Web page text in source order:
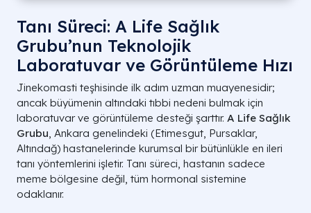
Tanı Süreci: A Life Sağlık
Grubu’nun Teknolojik
Laboratuvar ve Görüntüleme Hızı
Jinekomasti teşhisinde ilk adım uzman muayenesidir;
ancak büyümenin altındaki tıbbi nedeni bulmak için
laboratuvar ve görüntüleme desteği şarttır. A Life Sağlık
Grubu, Ankara genelindeki (Etimesgut, Pursaklar,
Altındağ) hastanelerinde kurumsal bir bütünlükle en ileri
tanı yöntemlerini işletir. Tanı süreci, hastanın sadece
meme bölgesine değil, tüm hormonal sistemine
odaklanır.